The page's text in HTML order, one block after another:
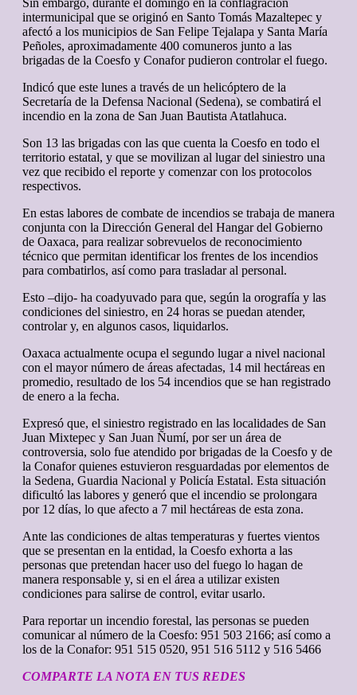
Sin embargo, durante el domingo en la conflagración
intermunicipal que se originó en Santo Tomás Mazaltepec y
afectó a los municipios de San Felipe Tejalapa y Santa María
Peñoles, aproximadamente 400 comuneros junto a las
brigadas de la Coesfo y Conafor pudieron controlar el fuego.
Indicó que este lunes a través de un helicóptero de la
Secretaría de la Defensa Nacional (Sedena), se combatirá el
incendio en la zona de San Juan Bautista Atatlahuca.
Son 13 las brigadas con las que cuenta la Coesfo en todo el
territorio estatal, y que se movilizan al lugar del siniestro una
vez que recibido el reporte y comenzar con los protocolos
respectivos.
En estas labores de combate de incendios se trabaja de manera
conjunta con la Dirección General del Hangar del Gobierno
de Oaxaca, para realizar sobrevuelos de reconocimiento
técnico que permitan identificar los frentes de los incendios
para combatirlos, así como para trasladar al personal.
Esto –dijo- ha coadyuvado para que, según la orografía y las
condiciones del siniestro, en 24 horas se puedan atender,
controlar y, en algunos casos, liquidarlos.
Oaxaca actualmente ocupa el segundo lugar a nivel nacional
con el mayor número de áreas afectadas, 14 mil hectáreas en
promedio, resultado de los 54 incendios que se han registrado
de enero a la fecha.
Expresó que, el siniestro registrado en las localidades de San
Juan Mixtepec y San Juan Ñumí, por ser un área de
controversia, solo fue atendido por brigadas de la Coesfo y de
la Conafor quienes estuvieron resguardadas por elementos de
la Sedena, Guardia Nacional y Policía Estatal. Esta situación
dificultó las labores y generó que el incendio se prolongara
por 12 días, lo que afecto a 7 mil hectáreas de esta zona.
Ante las condiciones de altas temperaturas y fuertes vientos
que se presentan en la entidad, la Coesfo exhorta a las
personas que pretendan hacer uso del fuego lo hagan de
manera responsable y, si en el área a utilizar existen
condiciones para salirse de control, evitar usarlo.
Para reportar un incendio forestal, las personas se pueden
comunicar al número de la Coesfo: 951 503 2166; así como a
los de la Conafor: 951 515 0520, 951 516 5112 y 516 5466
COMPARTE LA NOTA EN TUS REDES